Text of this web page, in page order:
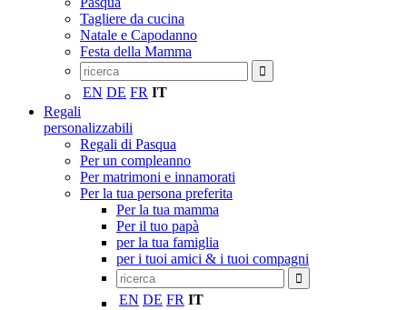
Tagliere da cucina
Natale e Capodanno
Festa della Mamma
EN DE FR IT
Regali
personalizzabili
Regali di Pasqua
Per un compleanno
Per matrimoni e innamorati
Per la tua persona preferita
Per la tua mamma
Per il tuo papà
per la tua famiglia
per i tuoi amici & i tuoi compagni
EN DE FR IT